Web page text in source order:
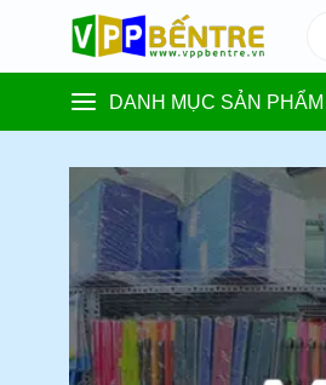
content
DANH MỤC SẢN PHẨM